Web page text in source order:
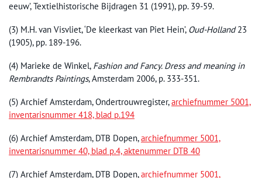
eeuw’, Textielhistorische Bijdragen 31 (1991), pp. 39-59.
(3) M.H. van Visvliet, ‘De kleerkast van Piet Hein’, Oud-Holland23
(1905), pp. 189-196.
(4) Marieke de Winkel, Fashion and Fancy. Dress and meaning in
Rembrandts Paintings, Amsterdam 2006, p. 333-351.
(5) Archief Amsterdam, Ondertrouwregister,archiefnummer 5001,
inventarisnummer 418, blad p.194
(6) Archief Amsterdam, DTB Dopen,archiefnummer 5001,
inventarisnummer 40, blad p.4, aktenummer DTB 40
(7) Archief Amsterdam, DTB Dopen,archiefnummer 5001,